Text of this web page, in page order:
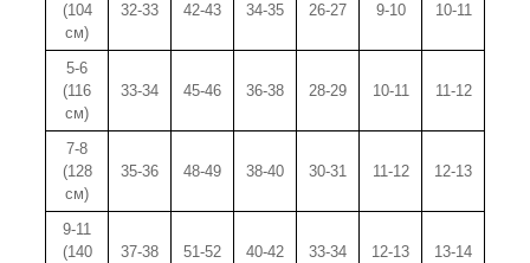
(104
см)
32-33 42-43 34-35 26-27 9-10 10-11
5-6
(116
см)
33-34 45-46 36-38 28-29 10-11 11-12
7-8
(128
см)
35-36 48-49 38-40 30-31 11-12 12-13
9-11
(140
37-38 51-52 40-42 33-34 12-13 13-14